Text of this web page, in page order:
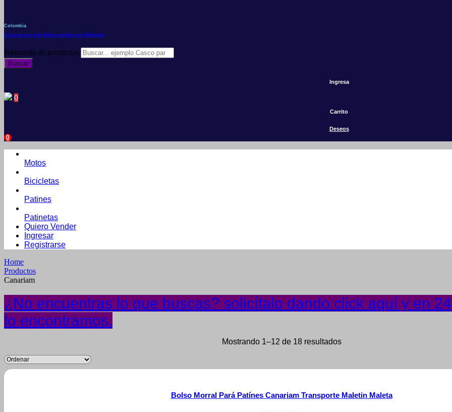
Colombia
Conoce por qué debes vender con Mercleta
Búsqueda de productos
Buscar
Ingresa
0
Carrito
Deseos
0
Motos
Bicicletas
Patines
Patinetas
Quiero Vender
Ingresar
Registrarse
Home
Productos
Canariam
¿No encuentras lo que buscas? solicítalo dando click aquí y en
lo encontramos.
Mostrando 1–12 de 18 resultados
Bolso Morral Pará Patínes Canariam Transporte Maletin Maleta